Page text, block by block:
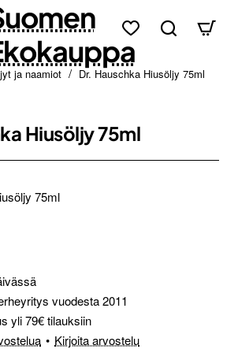
ja naamiot Dr. Hauschka Hiusöljy 75ml
Hiusöljy 75ml
vuodesta 2011
yli 79€ tilauksiin
• Kirjoita arvostelu